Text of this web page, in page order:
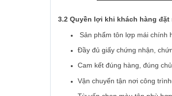
3.2 Quyền lợi khi khách hàng đặt
Sản phẩm tôn lợp mái chính
Đầy đủ giấy chứng nhận,
Cam kết đúng hàng, đúng
Vận chuyển tận nơi công